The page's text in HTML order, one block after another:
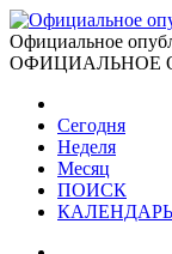
Официальное
ОФИЦИАЛЬНОЕ
Сегодня
Неделя
Месяц
ПОИСК